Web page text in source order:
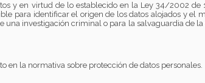
y en virtud de lo establecido en la Ley 34/2002
para identificar el origen de los datos alojados y el
investigación criminal o para la salvaguardia de
en la normativa sobre protección de datos personales.